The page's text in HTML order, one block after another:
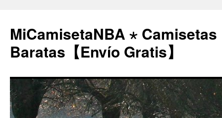
MiCamisetaNBA ⋆ Camisetas
Baratas【Envío Gratis】